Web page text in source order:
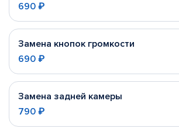
690 ₽
Замена кнопок громкости
690 ₽
Замена задней камеры
790 ₽